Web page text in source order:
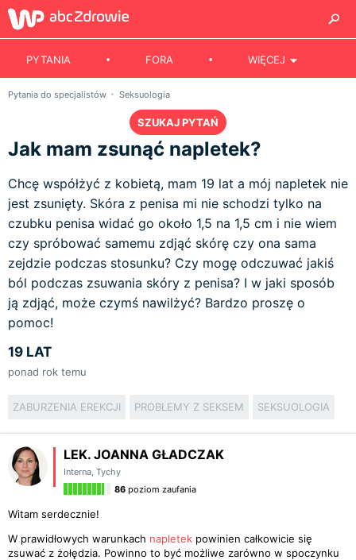
PYTANIA FORA WIĘCEJ
Pytania do specjalistów Seksuologia
SZUKAJ PYTAŃ
Jak mam zsunąć napletek?
Chcę współżyć z kobietą, mam 19 lat a mój napletek nie
jest zsunięty. Skóra z penisa mi nie schodzi tylko na
czubku penisa widać go około 1,5 na 1,5 cm i nie wiem
czy spróbować samemu zdjąć skórę czy ona sama
zejdzie podczas stosunku? Czy mogę odczuwać jakiś
ból podczas zsuwania skóry z penisa? I w jaki sposób
ją zdjąć, może czymś nawilżyć? Bardzo proszę o
pomoc!
19 LAT
ponad rok temu
ZABURZENIA EREKCJI PROBLEMY Z SEKSEM SEKSUOLOGIA
LEK. JOANNA GŁADCZAK
Interna, Tychy
86 poziom zaufania
Witam serdecznie!
W prawidłowych warunkach napletek powinien całkowicie się
zsuwać z żołędzia. Powinno to być możliwe zarówno w spoczynku